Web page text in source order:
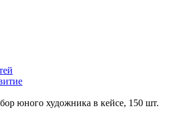
юного художника в кейсе, 150 шт.